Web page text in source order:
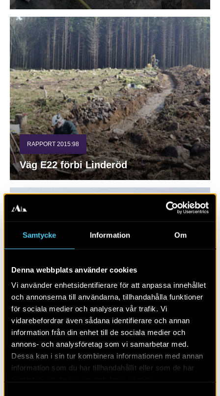
Samtycke Information Om
Denna webbplats använder cookies
Vi använder enhetsidentifierare för att anpassa innehållet
och annonserna till användarna, tillhandahålla funktioner
för sociala medier och analysera vår trafik. Vi
vidarebefordrar även sådana identifierare och annan
information från din enhet till de sociala medier och
annons- och analysföretag som vi samarbetar med.
Dessa kan i sin tur kombinera informationen med annan
information som du har tillhandahållit eller som de har
RAPPORT 2015:98
Väg E22 förbi Linderöd
RAÄ 318 i Rinna socken